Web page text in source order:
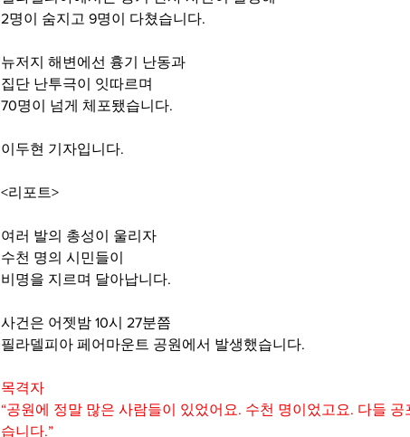
2명이 숨지고 9명이 다쳤습니다.
뉴저지 해변에선 흉기 난동과
집단 난투극이 잇따르며
70명이 넘게 체포됐습니다.
이두현 기자입니다.
<리포트>
여러 발의 총성이 울리자
수천 명의 시민들이
비명을 지르며 달아납니다.
사건은 어젯밤 10시 27분쯤
필라델피아 페어마운트 공원에서 발생했습니다.
목격자
“공원에 정말 많은 사람들이 있었어요. 수천 명이었고요. 다들
습니다.”